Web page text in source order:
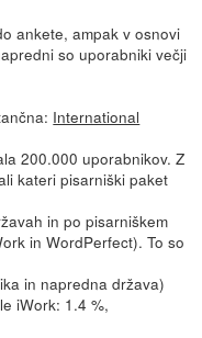
ankete, ampak v osnovi
so uporabniki večji
International
200.000 uporabnikov. Z
kateri pisarniški paket
in po pisarniškem
in WordPerfect). To so
in napredna država)
iWork: 1.4 %,